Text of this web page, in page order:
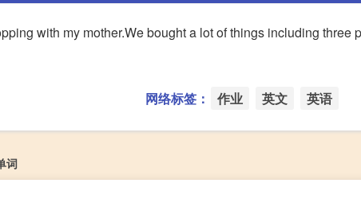
with my mother.We bought a lot of things including three
网络标签： 作业 英文 英语
词